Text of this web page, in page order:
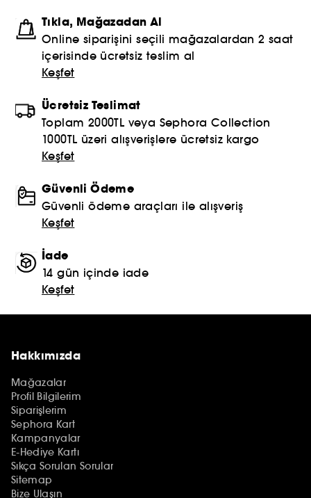
Tıkla, Mağazadan Al
Online siparişini seçili mağazalardan 2 saat
içerisinde ücretsiz teslim al
Keşfet
Ücretsiz Teslimat
Toplam 2000TL veya Sephora Collection
1000TL üzeri alışverişlere ücretsiz kargo
Keşfet
Güvenli Ödeme
Güvenli ödeme araçları ile alışveriş
Keşfet
İade
14 gün içinde iade
Keşfet
Hakkımızda
Mağazalar
Profil Bilgilerim
Siparişlerim
Sephora Kart
Kampanyalar
E-Hediye Kartı
Sıkça Sorulan Sorular
Sitemap
Bize Ulaşın